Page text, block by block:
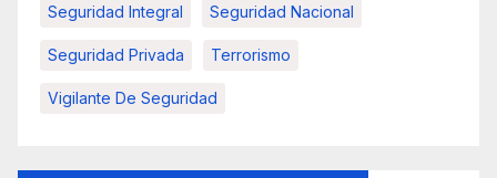
Seguridad Integral Seguridad Nacional
Seguridad Privada Terrorismo
Vigilante De Seguridad